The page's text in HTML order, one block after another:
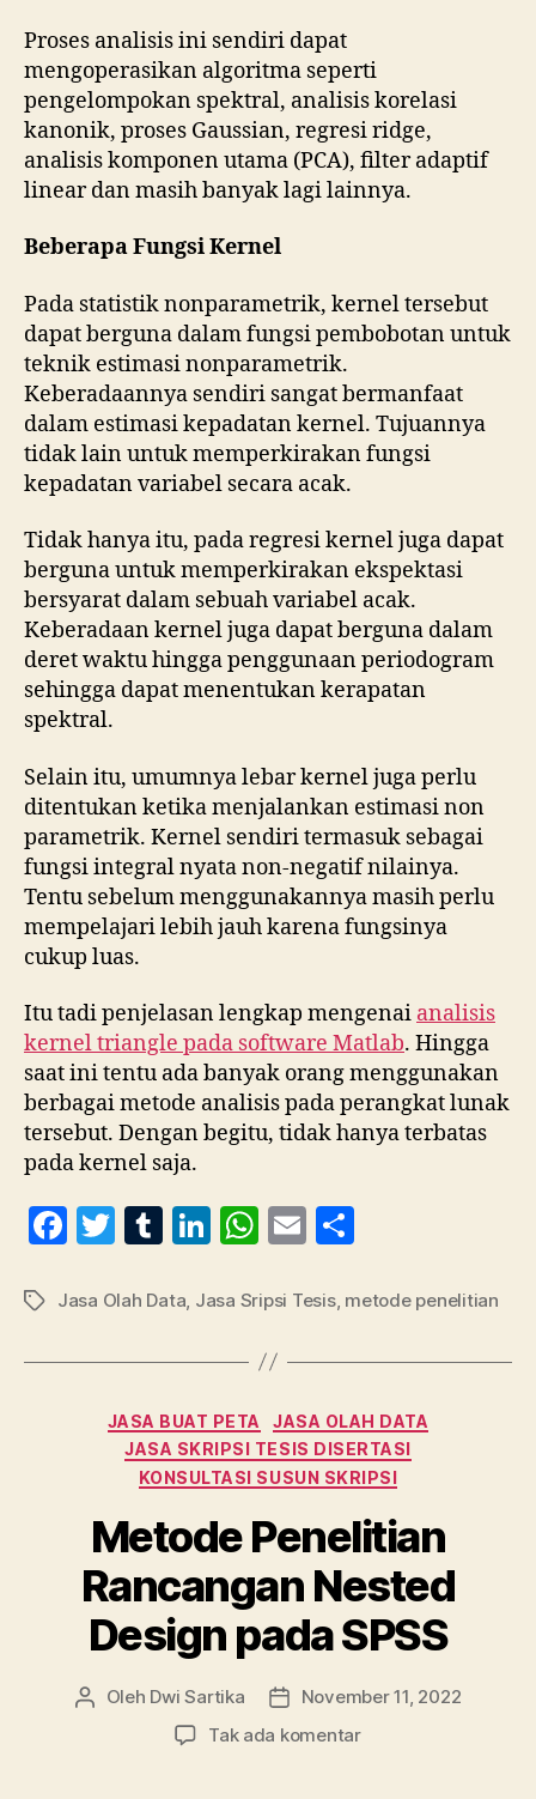
Proses analisis ini sendiri dapat
mengoperasikan algoritma seperti
pengelompokan spektral, analisis korelasi
kanonik, proses Gaussian, regresi ridge,
analisis komponen utama (PCA), filter adaptif
linear dan masih banyak lagi lainnya.
Beberapa Fungsi Kernel
Pada statistik nonparametrik, kernel tersebut
dapat berguna dalam fungsi pembobotan untuk
teknik estimasi nonparametrik.
Keberadaannya sendiri sangat bermanfaat
dalam estimasi kepadatan kernel. Tujuannya
tidak lain untuk memperkirakan fungsi
kepadatan variabel secara acak.
Tidak hanya itu, pada regresi kernel juga dapat
berguna untuk memperkirakan ekspektasi
bersyarat dalam sebuah variabel acak.
Keberadaan kernel juga dapat berguna dalam
deret waktu hingga penggunaan periodogram
sehingga dapat menentukan kerapatan
spektral.
Selain itu, umumnya lebar kernel juga perlu
ditentukan ketika menjalankan estimasi non
parametrik. Kernel sendiri termasuk sebagai
fungsi integral nyata non-negatif nilainya.
Tentu sebelum menggunakannya masih perlu
mempelajari lebih jauh karena fungsinya
cukup luas.
Itu tadi penjelasan lengkap mengenai analisis
kernel triangle pada software Matlab. Hingga
saat ini tentu ada banyak orang menggunakan
berbagai metode analisis pada perangkat lunak
tersebut. Dengan begitu, tidak hanya terbatas
pada kernel saja.
F
c
b
T
itt
T
m
r
Li
k
dI
n
W
at
s
A
p
p
E
ai a
Tag Jasa Olah Data Jasa Sripsi Tesis, metode penelitian
Kategori
JASA BUAT PETA
JASA OLAH DATA
JASA SKRIPSI TESIS DISERTASI
KONSULTASI SUSUN SKRIPSI
Metode Penelitian
Rancangan Nested
Design pada SPSS
Penulis
Oleh Dwi Sartika
Tanggal
artikel
November 11, 2022
Tak ada komentarpada